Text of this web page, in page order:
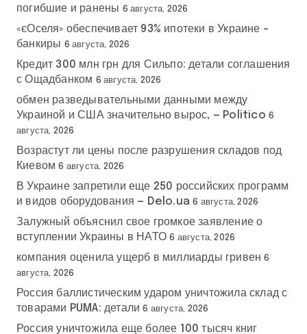
погибшие и ранены 6 августа, 2026
«єОселя» обеспечивает 93% ипотеки в Украине –
банкиры 6 августа, 2026
Кредит 300 млн грн для Сильпо: детали соглашения
с Ощадбанком 6 августа, 2026
обмен разведывательными данными между
Украиной и США значительно вырос, — Politico 6
августа, 2026
Возрастут ли цены после разрушения складов под
Киевом 6 августа, 2026
В Украине запретили еще 250 российских программ
и видов оборудования — Delo.ua 6 августа, 2026
Залужный объяснил свое громкое заявление о
вступлении Украины в НАТО 6 августа, 2026
компания оценила ущерб в миллиарды гривен 6
августа, 2026
Россия баллистическим ударом уничтожила склад с
товарами PUMA: детали 6 августа, 2026
Россия уничтожила еще более 100 тысяч книг